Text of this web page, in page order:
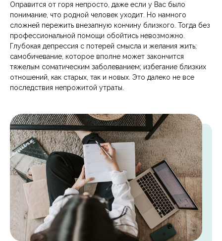
Оправится от горя непросто, даже если у Вас было
понимание, что родной человек уходит. Но намного
сложней пережить внезапную кончину близкого. Тогда без
профессиональной помощи обойтись невозможно.
Глубокая депрессия с потерей смысла и желания жить;
самобичевание, которое вполне может закончится
тяжелым соматическим заболеванием; избегание близких
отношений, как старых, так и новых. Это далеко не все
последствия непрожитой утраты.